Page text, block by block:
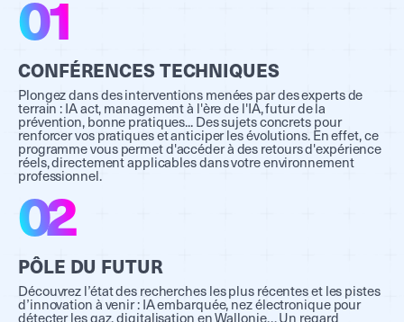
01
CONFÉRENCES TECHNIQUES
Plongez dans des interventions menées par des experts de
terrain : IA act, management à l'ère de l'IA, futur de la
prévention, bonne pratiques... Des sujets concrets pour
renforcer vos pratiques et anticiper les évolutions. En effet, ce
programme vous permet d'accéder à des retours d'expérience
réels, directement applicables dans votre environnement
professionnel.
02
PÔLE DU FUTUR
Découvrez l’état des recherches les plus récentes et les pistes
d’innovation à venir : IA embarquée, nez électronique pour
détecter les gaz, digitalisation en Wallonie… Un regard